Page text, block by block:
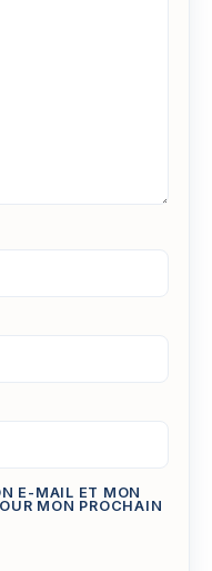
E-MAIL ET MON
MON PROCHAIN